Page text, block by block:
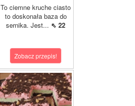
To ciemne kruche ciasto
to doskonała baza do
sernika. Jest... ⇖ 22
Zobacz przepis!